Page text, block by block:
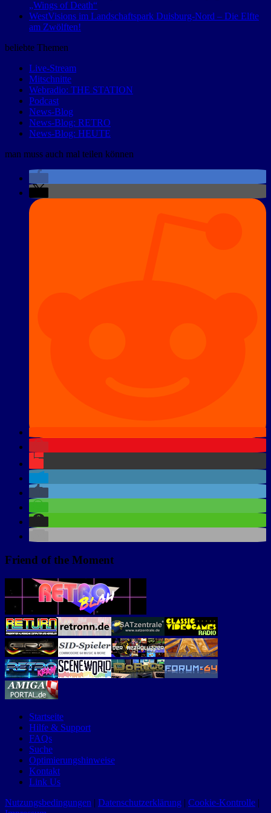
„Wings of Death“
WestVisions im Landschaftspark Duisburg-Nord – Die Elfte
am Zwölften!
beliebte Themen
Live-Stream
Mitschnitte
Webradio: THE STATION
Podcast
News-Blog
News-Blog: RETRO
News-Blog: HEUTE
man muss auch mal teilen können
Friend of the Moment
Startseite
Hilfe & Support
FAQs
Suche
Optimierungshinweise
Kontakt
Link Us
Nutzungsbedingungen | Datenschutzerklärung | Cookie-Kontrolle |